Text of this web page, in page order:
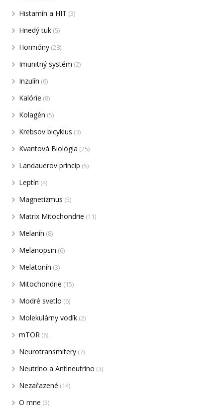
Histamín a HIT (3)
Hnedý tuk (5)
Hormóny (28)
Imunitný systém (2)
Inzulín (6)
Kalórie (8)
Kolagén (5)
Krebsov bicyklus (3)
Kvantová Biológia (25)
Landauerov princíp (5)
Leptín (4)
Magnetizmus (5)
Matrix Mitochondrie (11)
Melanín (8)
Melanopsin (6)
Melatonín (3)
Mitochondrie (15)
Modré svetlo (6)
Molekulárny vodík (2)
mTOR (6)
Neurotransmitery (7)
Neutríno a Antineutríno (3)
Nezařazené (14)
O mne (3)